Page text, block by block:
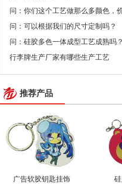
问：你们这个工艺做那么多颜色，
问：可以根据我们的尺寸定制吗？
问：硅胶多色一体成型工艺成熟吗
行李牌生产厂家有哪些生产工艺
推荐产品
广告软胶钥匙挂饰